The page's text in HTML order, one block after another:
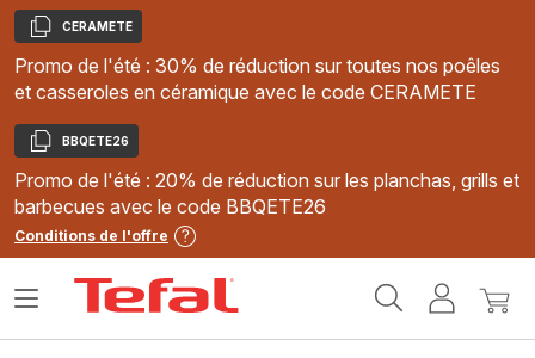
Copier
CERAMETE
Promo de l'été : 30% de réduction sur toutes nos poêles
et casseroles en céramique avec le code CERAMETE
Copier
BBQETE26
Promo de l'été : 20% de réduction sur les planchas, grills et
barbecues avec le code BBQETE26
Conditions de l'offre
MonMon
Ouvrir